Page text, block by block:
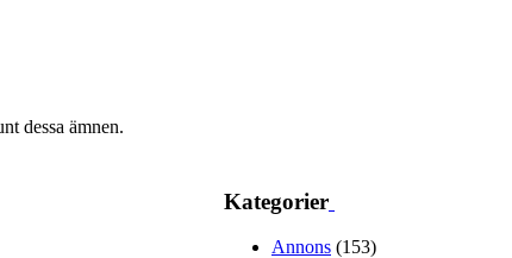
dessa ämnen.
Kategorier
Annons (153)